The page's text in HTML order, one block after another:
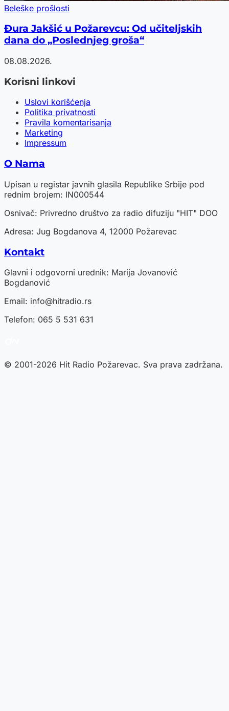
Beleške prošlosti
Đura Jakšić u Požarevcu: Od učiteljskih
dana do „Poslednjeg groša“
08.08.2026.
Korisni linkovi
Uslovi korišćenja
Politika privatnosti
Pravila komentarisanja
Marketing
Impressum
O Nama
Upisan u registar javnih glasila Republike Srbije pod
rednim brojem: IN000544
Osnivač: Privredno društvo za radio difuziju "HIT" DOO
Adresa: Jug Bogdanova 4, 12000 Požarevac
Kontakt
Glavni i odgovorni urednik: Marija Jovanović
Bogdanović
Email: info@hitradio.rs
Telefon: 065 5 531 631
© 2001-2026 Hit Radio Požarevac. Sva prava zadržana.